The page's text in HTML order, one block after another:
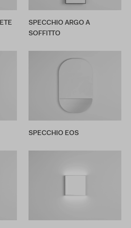
SPECCHIO ARGO A
SOFFITTO
SPECCHIO EOS